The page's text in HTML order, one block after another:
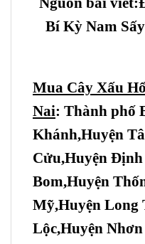
Bí Kỳ Nam
Mua Cây Xấu
Nai: Thành phố
Khánh,Huyện
Cửu,Huyện
Bom,Huyện
Mỹ,Huyện Long
Lộc,Huyện